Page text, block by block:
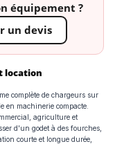
équipement ?
un devis
location
complète de chargeurs sur
en machinerie compacte.
agriculture et
d'un godet à des fourches,
courte et longue durée,